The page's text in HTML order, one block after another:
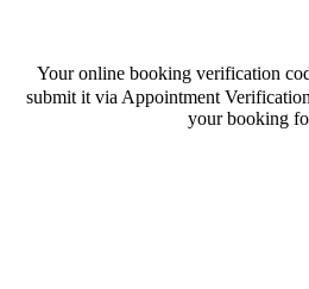
Your online booking verification
submit it via Appointment
your booking